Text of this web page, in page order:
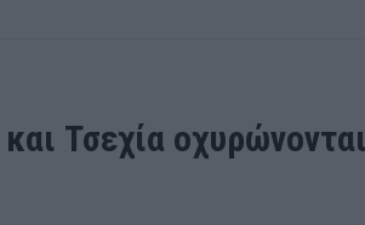
Τσεχία